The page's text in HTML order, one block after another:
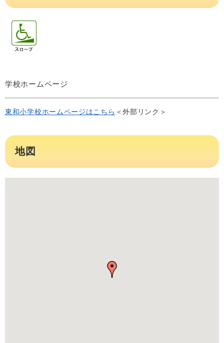
学校ホームページ
東和小学校ホームページはこちら ＜外部リンク＞
地図